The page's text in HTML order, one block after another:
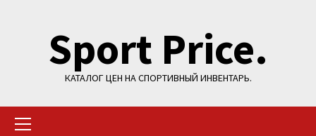
содержимомуSport Price.
КАТАЛОГ ЦЕН НА СПОРТИВНЫЙ ИНВЕНТАРЬ.
меню